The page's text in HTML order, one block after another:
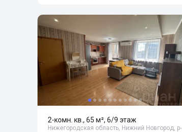
2-комн. кв., 65 м², 6/9 этаж
Нижегородская область, Нижний Новгород, р-